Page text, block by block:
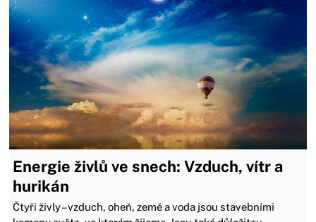
Energie živlů ve snech: Vzduch, vítr a
hurikán
Čtyři živly – vzduch, oheň, země a voda jsou stavebními